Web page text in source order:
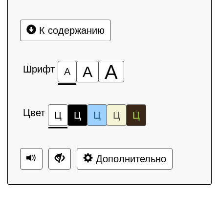
К содержанию
Шрифт А А А
Цвет Ц Ц Ц Ц Ц
Дополнительно